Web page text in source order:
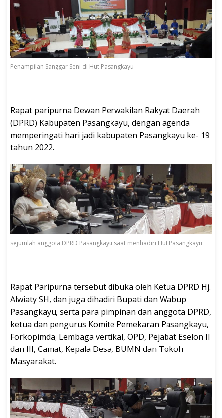
Penampilan Sanggar Seni di Hut Pasangkayu
Rapat paripurna Dewan Perwakilan Rakyat Daerah
(DPRD) Kabupaten Pasangkayu, dengan agenda
memperingati hari jadi kabupaten Pasangkayu ke- 19
tahun 2022.
sejumlah anggota DPRD Pasangkayu saat menhadiri Hut Pasangkayu
Rapat Paripurna tersebut dibuka oleh Ketua DPRD Hj.
Alwiaty SH, dan juga dihadiri Bupati dan Wabup
Pasangkayu, serta para pimpinan dan anggota DPRD,
ketua dan pengurus Komite Pemekaran Pasangkayu,
Forkopimda, Lembaga vertikal, OPD, Pejabat Eselon II
dan III, Camat, Kepala Desa, BUMN dan Tokoh
Masyarakat.